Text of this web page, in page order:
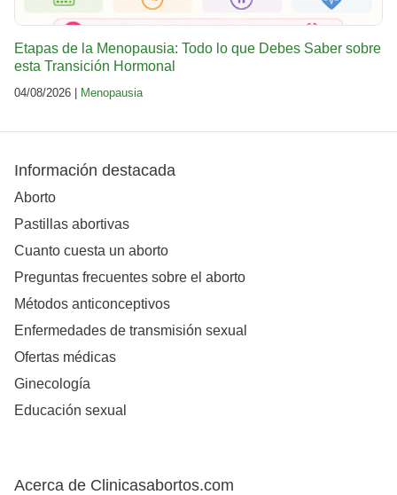
Etapas de la Menopausia: Todo lo que Debes Saber sobre
esta Transición Hormonal
04/08/2026 | Menopausia
Información destacada
Aborto
Pastillas abortivas
Cuanto cuesta un aborto
Preguntas frecuentes sobre el aborto
Métodos anticonceptivos
Enfermedades de transmisión sexual
Ofertas médicas
Ginecología
Educación sexual
Acerca de Clinicasabortos.com